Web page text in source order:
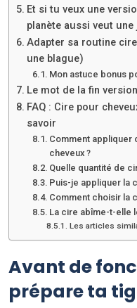
Et si tu veux une
planète aussi veut
Adapter sa routine cire
une blague)
Mon astuce bonus
Le mot de la fin
FAQ : Cire pour
savoir
Comment
cheveux ?
Quelle quantité de
Puis-je appliquer la
Comment choisir la
La cire abîme-t-elle
Les articles
Avant de
prépare ta